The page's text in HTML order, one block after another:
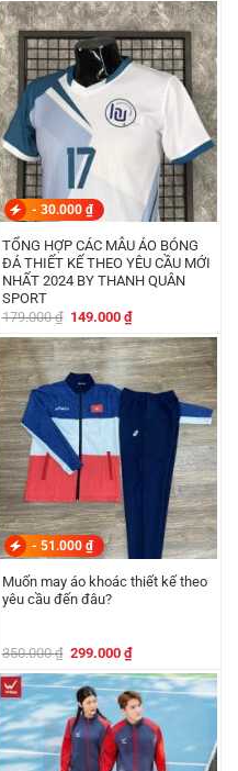
- 30.000 ₫
TỔNG HỢP CÁC MẪU ÁO BÓNG
ĐÁ THIẾT KẾ THEO YÊU CẦU MỚI
NHẤT 2024 BY THANH QUÂN
SPORT
179.000₫ Giá
là:
179.000 ₫.
149.000₫Giá
tại
là:
149.000 ₫.
- 51.000 ₫
Muốn may áo khoác thiết kế theo
yêu cầu đến đâu?
350.000₫ Giá
là:
350.000 ₫.
299.000₫Giá
tại
là:
299.000 ₫.